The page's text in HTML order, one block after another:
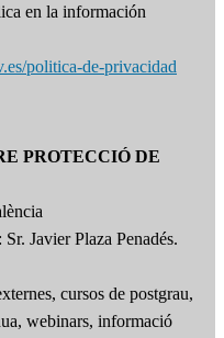
en la información
politica-de-privacidad
PROTECCIÓ DE
Javier Plaza Penadés.
cursos de postgrau,
webinars, informació